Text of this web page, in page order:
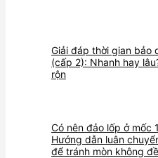
Giải đáp thời gian bảo
(cấp 2): Nhanh hay
rộn
Có nên đảo lốp ở mốc
Hướng dẫn luân
để tránh mòn không